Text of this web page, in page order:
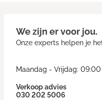
We zijn er voor jou.
Onze experts helpen je
Maandag - Vrijdag:
Verkoop advies
030 202 5006